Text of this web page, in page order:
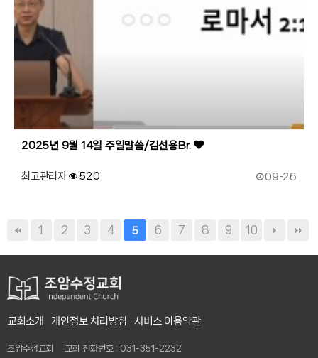
2025년 9월 14일 주일말씀/김선용Br.
최고관리자 09-26
520
1 2 3 4 5 6 7 8 9 10
교회소개 개인정보 처리방침 서비스 이용약관
조암수정교회 교회 전화번호 : 031-351-2232